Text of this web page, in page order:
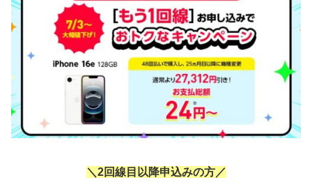
＼2回線目以降申込みの方／